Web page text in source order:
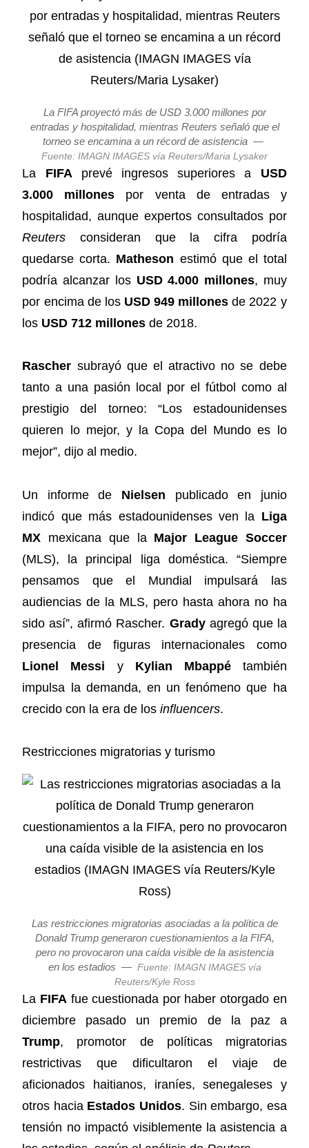
La FIFA proyectó más de USD 3.000 millones por
entradas y hospitalidad, mientras Reuters señaló que el
torneo se encamina a un récord de asistencia —
Fuente: IMAGN IMAGES vía Reuters/Maria Lysaker
La FIFA prevé ingresos superiores a USD
3.000 millones por venta de entradas y
hospitalidad, aunque expertos consultados por
Reuters consideran que la cifra podría
quedarse corta. Matheson estimó que el total
podría alcanzar los USD 4.000 millones, muy
por encima de los USD 949 millones de 2022 y
los USD 712 millones de 2018.
Rascher subrayó que el atractivo no se debe
tanto a una pasión local por el fútbol como al
prestigio del torneo: “Los estadounidenses
quieren lo mejor, y la Copa del Mundo es lo
mejor”, dijo al medio.
Un informe de Nielsen publicado en junio
indicó que más estadounidenses ven la Liga
MX mexicana que la Major League Soccer
(MLS), la principal liga doméstica. “Siempre
pensamos que el Mundial impulsará las
audiencias de la MLS, pero hasta ahora no ha
sido así”, afirmó Rascher. Gradyagregó que la
presencia de figuras internacionales como
Lionel Messi y Kylian Mbappétambién
impulsa la demanda, en un fenómeno que ha
crecido con la era de losinfluencers.
Restricciones migratorias y turismo
Las restricciones migratorias asociadas a la política de
Donald Trump generaron cuestionamientos a la FIFA,
pero no provocaron una caída visible de la asistencia
en los estadios — Fuente: IMAGN IMAGES vía
Reuters/Kyle Ross
La FIFA fue cuestionada por haber otorgado en
diciembre pasado un premio de la paz a
Trump, promotor de políticas migratorias
restrictivas que dificultaron el viaje de
aficionados haitianos, iraníes, senegaleses y
otros hacia Estados Unidos. Sin embargo, esa
tensión no impactó visiblemente la asistencia a